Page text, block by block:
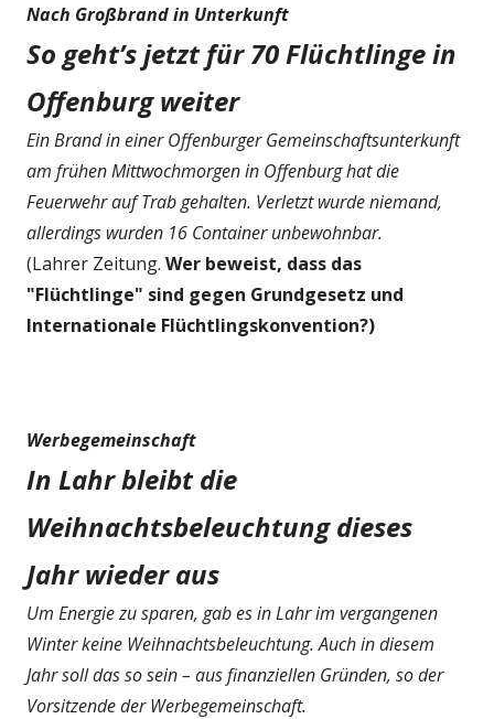
Nach Großbrand in Unterkunft
So geht’s jetzt für 70 Flüchtlinge in
Offenburg weiter
Ein Brand in einer Offenburger Gemeinschaftsunterkunft
am frühen Mittwochmorgen in Offenburg hat die
Feuerwehr auf Trab gehalten. Verletzt wurde niemand,
allerdings wurden 16 Container unbewohnbar.
(Lahrer Zeitung. Wer beweist, dass das
"Flüchtlinge" sind gegen Grundgesetz und
Internationale Flüchtlingskonvention?)
Werbegemeinschaft
In Lahr bleibt die
Weihnachtsbeleuchtung dieses
Jahr wieder aus
Um Energie zu sparen, gab es in Lahr im vergangenen
Winter keine Weihnachtsbeleuchtung. Auch in diesem
Jahr soll das so sein – aus finanziellen Gründen, so der
Vorsitzende der Werbegemeinschaft.